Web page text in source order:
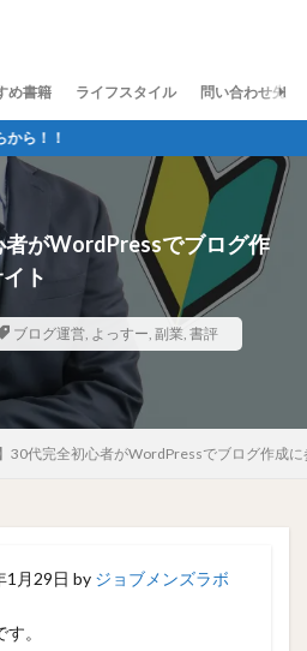
め書籍 ライフスタイル 問い合わせ先
者がWordPressでブログ作
ト
ブログ運営, よっすー, 副業, 書評
】30代完全初心者がWordPressでブログ作成
1月29日 by ジョブメンズラボ
。